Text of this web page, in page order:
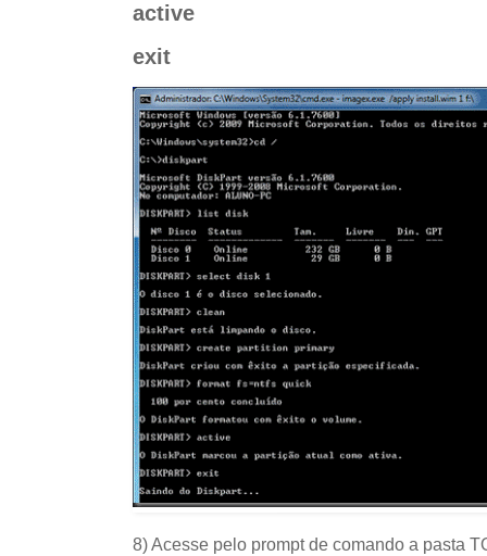
active
exit
8) Acesse pelo prompt de comando a pasta